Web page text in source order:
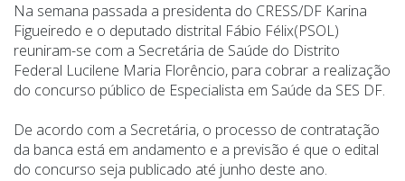
Na semana passada a presidenta do CRESS/DF Karina
Figueiredo e o deputado distrital Fábio Félix(PSOL)
reuniram-se com a Secretária de Saúde do Distrito
Federal Lucilene Maria Florêncio, para cobrar a realização
do concurso público de Especialista em Saúde da SES DF.
De acordo com a Secretária, o processo de contratação
da banca está em andamento e a previsão é que o edital
do concurso seja publicado até junho deste ano.